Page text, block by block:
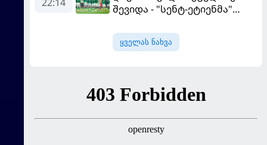
შევიდა - "სენტ-ეტიენმა"
ყველას ნახვა